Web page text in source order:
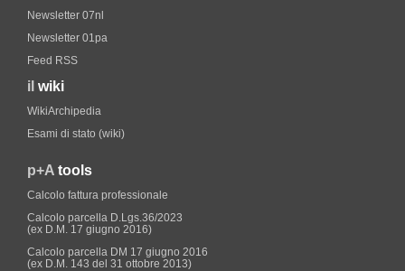
Newsletter 07nl
Newsletter 01pa
Feed RSS
il wiki
WikiArchipedia
Esami di stato (wiki)
p+A tools
Calcolo fattura professionale
Calcolo parcella D.Lgs.36/2023
(ex D.M. 17 giugno 2016)
Calcolo parcella DM 17 giugno 2016
(ex D.M. 143 del 31 ottobre 2013)